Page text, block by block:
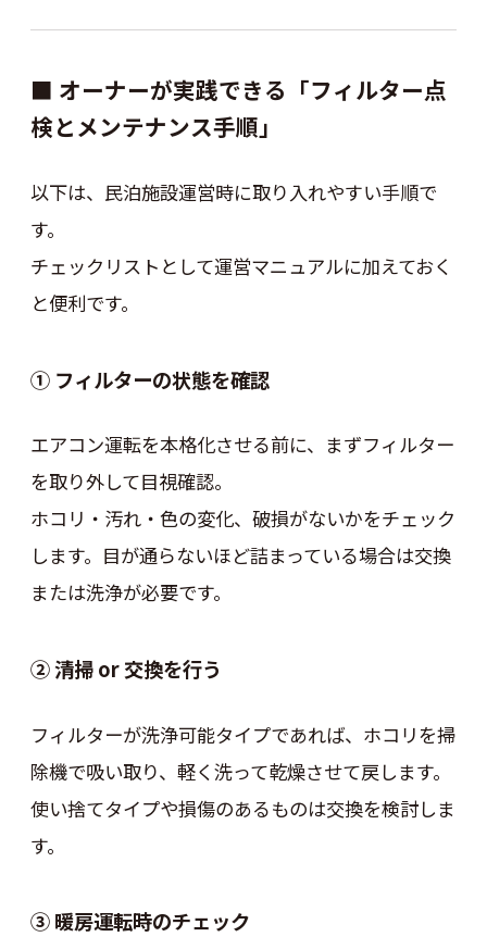
■ オーナーが実践できる「フィルター点
検とメンテナンス手順」
以下は、民泊施設運営時に取り入れやすい手順で
す。
チェックリストとして運営マニュアルに加えておく
と便利です。
① フィルターの状態を確認
エアコン運転を本格化させる前に、まずフィルター
を取り外して目視確認。
ホコリ・汚れ・色の変化、破損がないかをチェック
します。目が通らないほど詰まっている場合は交換
または洗浄が必要です。
② 清掃 or 交換を行う
フィルターが洗浄可能タイプであれば、ホコリを掃
除機で吸い取り、軽く洗って乾燥させて戻します。
使い捨てタイプや損傷のあるものは交換を検討しま
す。
③ 暖房運転時のチェック